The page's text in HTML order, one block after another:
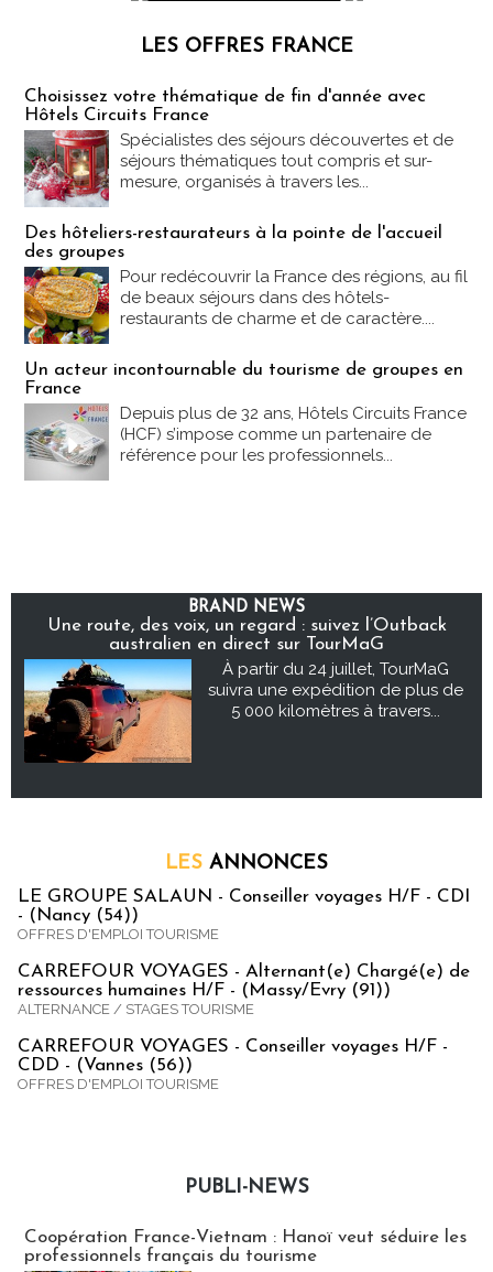
LES OFFRES FRANCE
Choisissez votre thématique de fin d'année avec
Hôtels Circuits France
Spécialistes des séjours découvertes et de
séjours thématiques tout compris et sur-
mesure, organisés à travers les...
Des hôteliers-restaurateurs à la pointe de l'accueil
des groupes
Pour redécouvrir la France des régions, au fil
de beaux séjours dans des hôtels-
restaurants de charme et de caractère....
Un acteur incontournable du tourisme de groupes en
France
Depuis plus de 32 ans, Hôtels Circuits France
(HCF) s’impose comme un partenaire de
référence pour les professionnels...
BRAND NEWS
Une route, des voix, un regard : suivez l’Outback
australien en direct sur TourMaG
À partir du 24 juillet, TourMaG
suivra une expédition de plus de
5 000 kilomètres à travers...
LES ANNONCES
LE GROUPE SALAUN - Conseiller voyages H/F - CDI
- (Nancy (54))
OFFRES D'EMPLOI TOURISME
CARREFOUR VOYAGES - Alternant(e) Chargé(e) de
ressources humaines H/F - (Massy/Evry (91))
ALTERNANCE / STAGES TOURISME
CARREFOUR VOYAGES - Conseiller voyages H/F -
CDD - (Vannes (56))
OFFRES D'EMPLOI TOURISME
PUBLI-NEWS
Coopération France-Vietnam : Hanoï veut séduire les
professionnels français du tourisme